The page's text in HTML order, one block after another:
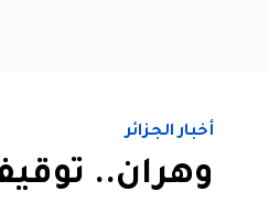
أخبار الجزائر
وهران..